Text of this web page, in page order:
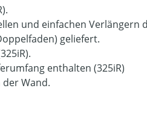
und einfachen Verlängern
geliefert.
enthalten (325iR)
Wand.